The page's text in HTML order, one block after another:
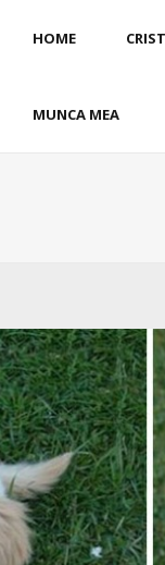
HOME
MUNCA MEA